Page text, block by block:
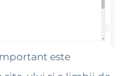
este